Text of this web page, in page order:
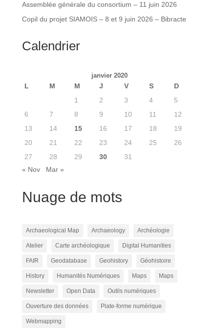
Assemblée générale du consortium – 11 juin 2026
Copil du projet SIAMOIS – 8 et 9 juin 2026 – Bibracte
Calendrier
janvier 2020
L M M J V S
D
1
2 3 4
5
6
7 8 9 10 11
12
13
14 15 16 17 18
19
20
21 22 23 24 25
26
27
28 29 30
31
« Nov
Mar »
Nuage de mots
Archaeological Map Archaeology Archéologie
Atelier Carte archéologique Digital Humanities
FAIR Geodatabase Geohistory Géohistoire
History Humanités Numériques Maps Maps
Newsletter Open Data Outils numériques
Ouverture des données Plate-forme numérique
Webmapping